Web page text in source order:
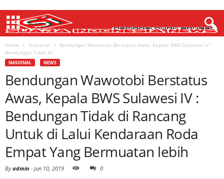
Home Nasional
Bendungan Wawotobi Berstatus Awas, Kepala BWS Sulawesi IV :
Bendungan Tidak di...
NASIONAL NEWS
Bendungan Wawotobi Berstatus
Awas, Kepala BWS Sulawesi IV :
Bendungan Tidak di Rancang
Untuk di Lalui Kendaraan Roda
Empat Yang Bermuatan lebih
Byadmin - Jun 10, 2019 0